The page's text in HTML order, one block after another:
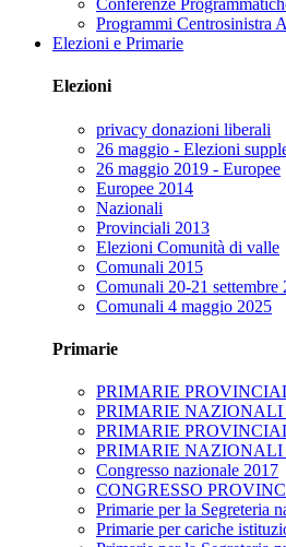
Conferenze
Programmi Centrosinistra
Elezioni e Primarie
Elezioni
privacy donazioni liberali
26 maggio - Elezioni
26 maggio 2019 - Europee
Europee 2014
Nazionali
Provinciali 2013
Elezioni Comunità di valle
Comunali 2015
Comunali 20-21 settembre
Comunali 4 maggio 2025
Primarie
PRIMARIE
PRIMARIE NAZIONALI
PRIMARIE
PRIMARIE NAZIONALI
Congresso nazionale 2017
CONGRESSO
Primarie per la Segreteria
Primarie per cariche